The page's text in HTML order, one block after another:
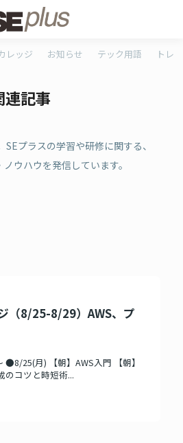
レッジ お知らせ テック用語 トレ
連記事
プラスの学習や研修に関する、
ウハウを発信しています。
（8/25-8/29）AWS、プ
●8/25(月) 【朝】AWS入門 【朝】
コツと時短術...